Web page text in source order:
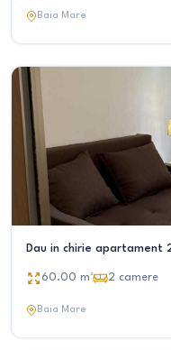
Baia Mare
Dau in chirie apartament
60.00 m² 2 camere
Baia Mare